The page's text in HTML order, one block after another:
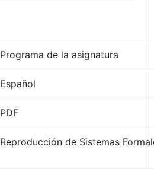
Programa de la asignatura
Español
PDF
Reproducción de Sistemas